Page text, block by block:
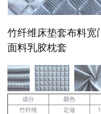
竹纤维床垫套布料宽
面料乳胶枕套
成分 颜色
竹纤维
定做